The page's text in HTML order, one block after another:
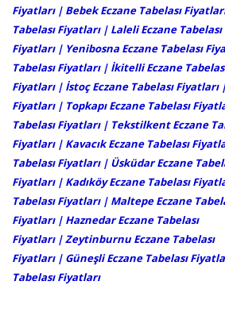
Fiyatları | Bebek Eczane Tabelası
Tabelası Fiyatları | Laleli Eczane Tabelası
Fiyatları | Yenibosna Eczane Tabelası
Tabelası Fiyatları| İkitelli Eczane
Fiyatları| İstoç Eczane Tabelası Fiyatları
Fiyatları| Topkapı Eczane Tabelası
Tabelası Fiyatları| Tekstilkent Eczane
Fiyatları| Kavacık Eczane Tabelası
Tabelası Fiyatları | Üsküdar Eczane
Fiyatları | Kadıköy Eczane Tabelası
Tabelası Fiyatları | Maltepe Eczane
Fiyatları | Haznedar Eczane Tabelası
Fiyatları |Zeytinburnu Eczane Tabelası
Fiyatları| Güneşli Eczane Tabelası
Tabelası Fiyatları